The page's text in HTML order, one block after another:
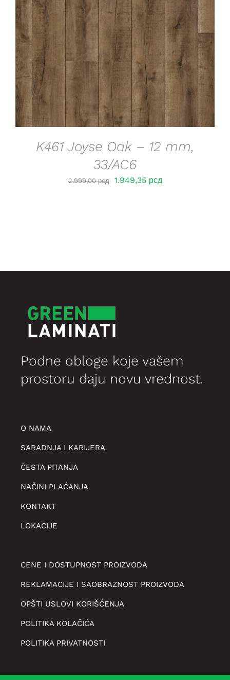
DETAILS
K461 Joyse Oak – 12 mm,
33/AC6
2.999,00рсд
Оригинална
1.949,35 рсдТренутна
Podne obloge koje vašem
prostoru daju novu vrednost.
O NAMA
SARADNJA I KARIJERA
ČESTA PITANJA
NAČINI PLAĆANJA
KONTAKT
LOKACIJE
CENE I DOSTUPNOST PROIZVODA
REKLAMACIJE I SAOBRAZNOST PROIZVODA
OPŠTI USLOVI KORIŠĆENJA
POLITIKA KOLAČIĆA
POLITIKA PRIVATNOSTI